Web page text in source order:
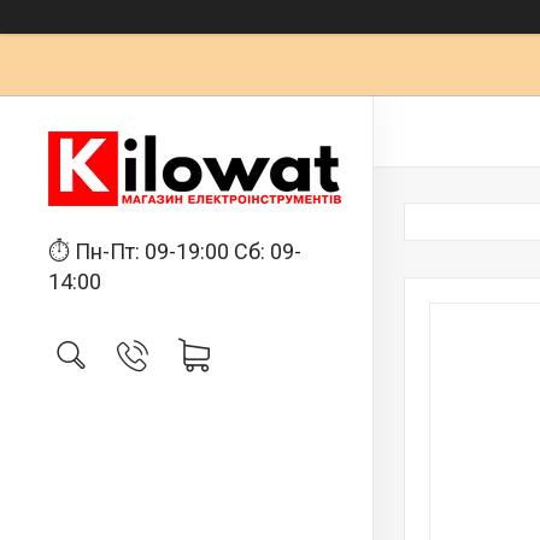
⏱ Пн-Пт: 09-19:00 Сб: 09-
14:00